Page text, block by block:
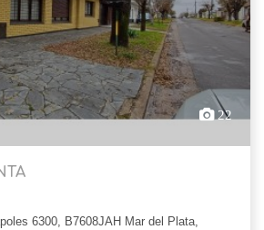
22
6300, B7608JAH Mar del Plata,